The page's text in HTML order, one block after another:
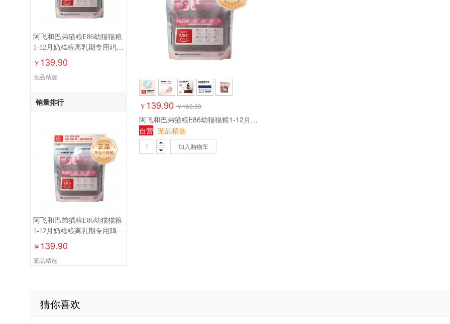
阿飞和巴弟猫粮E86幼猫猫粮
1-12月奶糕粮离乳期专用鸡肉
猫粮1.5kg
￥ 139.90
宠品精选
销量排行
阿飞和巴弟猫粮E86幼猫猫粮
1-12月奶糕粮离乳期专用鸡肉
猫粮1.5kg
￥ 139.90
宠品精选
￥ 139.90 ￥169.00
阿飞和巴弟猫粮E86幼猫猫粮1-12月奶糕粮离乳期专用鸡肉猫粮1.5kg
自营 宠品精选
加入购物车
猜你喜欢